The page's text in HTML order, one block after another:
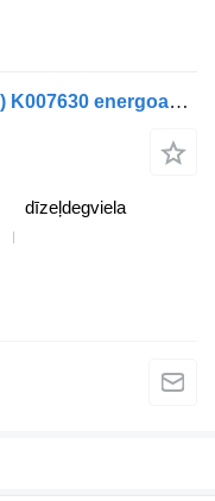
Knorr-Bremse TGS 26.480 (01.07-) K007630 energoakumulators paredzēts MAN TGL, TGM, TGS, TGX (2005-2021) vilcēja
dīzeļdegviela